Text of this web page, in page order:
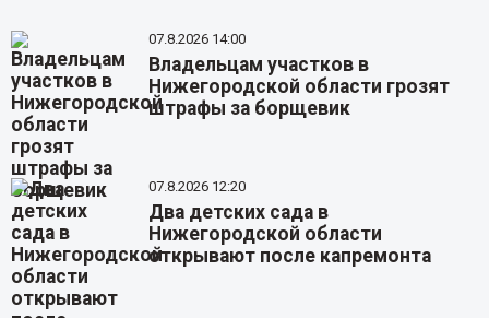
07.8.2026 14:00
Владельцам участков в
Нижегородской области грозят
штрафы за борщевик
07.8.2026 12:20
Два детских сада в
Нижегородской области
открывают после капремонта